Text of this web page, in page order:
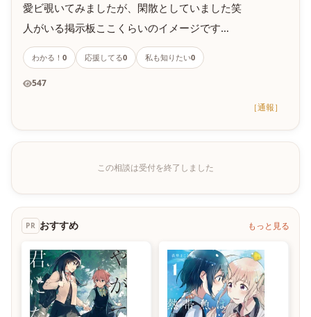
愛ビ覗いてみましたが、閑散としていました笑
人がいる掲示板ここくらいのイメージです…
わかる！ 0 応援してる0 私も知りたい0
547
［通報］
この相談は受付を終了しました
PR おすすめ もっと見る